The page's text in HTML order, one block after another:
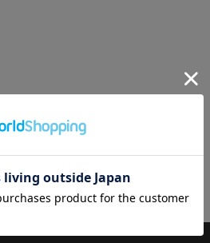
クがモダンな表情を演出します。ウエ
を問わず着用可能です。トップスを
ウエスト78cm ヒップ94cm 着用